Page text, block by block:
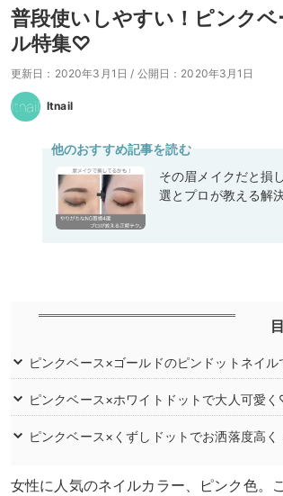
普段使いしやすい！ピンク
ル特集♡
更新日：2020年3月1日 / 公開日：2020年3月1日
Itnail
他のおすすめ記事を読む
その眉メイクだと損
選とプロが教える解
ピンクベース×ゴールドのピンドットネイル
ピンクベース×ホワイトドットで大人可愛
ピンクベース×くずしドットでお洒落度高く
女性に人気のネイルカラー、ピンク色。